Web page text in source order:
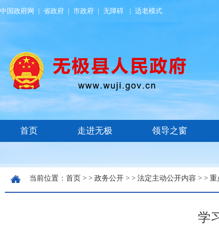
中国政府网 省政府 市政府 无障碍 适老模式
当前位置： 首页 > > 政务公开 > > 法定主动公开内容 > > 重
学